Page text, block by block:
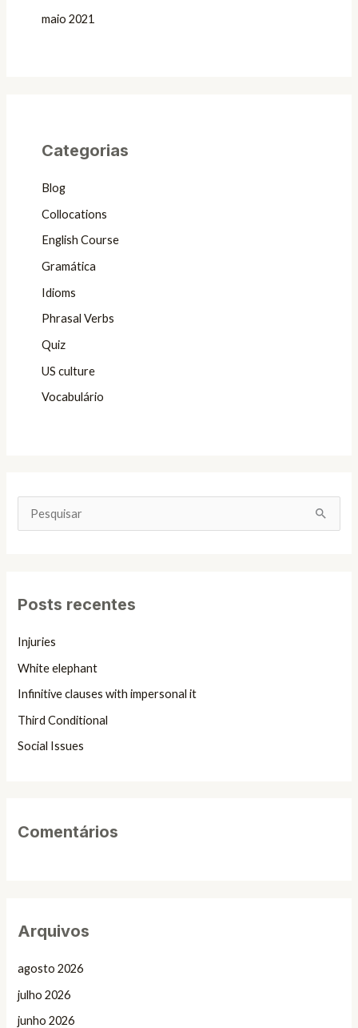
maio 2021
Categorias
Blog
Collocations
English Course
Gramática
Idioms
Phrasal Verbs
Quiz
US culture
Vocabulário
u
p
o
Posts recentes
Injuries
White elephant
Infinitive clauses with impersonal it
Third Conditional
Social Issues
Comentários
Arquivos
agosto 2026
julho 2026
junho 2026